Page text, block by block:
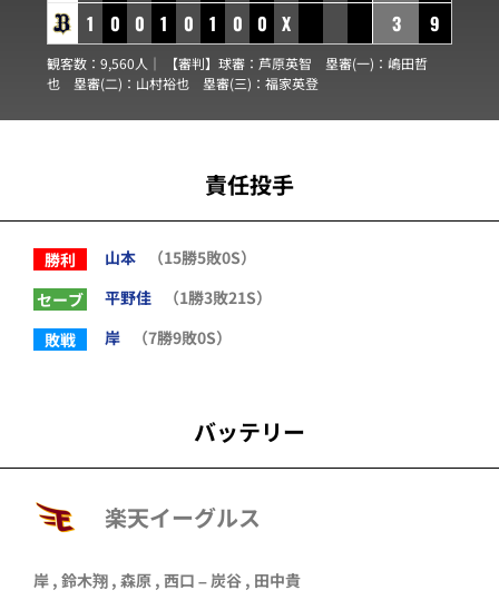
1
0 0 1 0 1 0 0 X
3
9
観客数：9,560人｜ 【審判】球審： 芦原英智 塁審(一)： 嶋田哲
也 塁審(二)： 山村裕也 塁審(三)： 福家英登
責任投手
勝利 山本
（15勝5敗0S）
セーブ
平野佳
（1勝3敗21S）
敗戦
岸 （7勝9敗0S）
バッテリー
楽天イーグルス
岸 , 鈴木翔 , 森原 , 西口 – 炭谷 , 田中貴